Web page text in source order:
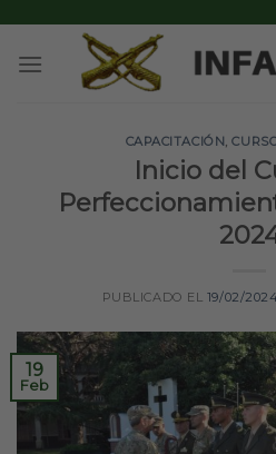
content
CAPACITACIÓN,
Inicio del
PUBLICADO EL 19/02/
19
Feb